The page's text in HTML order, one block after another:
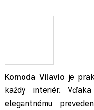
Komoda Vilavio je
každý interiér.
elegantnému